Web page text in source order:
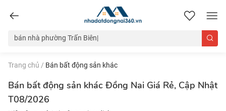
nhadatdongnai360.vn
Trang chủ / Bán bất động sản khác
Bán bất động sản khác Đồng Nai Giá Rẻ, Cập Nhật
T08/2026